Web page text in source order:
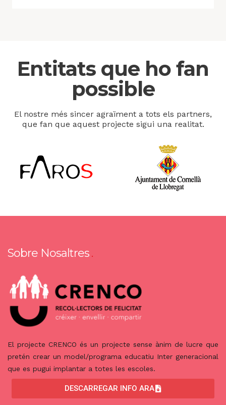
Entitats que ho fan
possible
El nostre més sincer agraïment a tots els partners,
que fan que aquest projecte sigui una realitat.
Sobre Nosaltres
El projecte CRENCO és un projecte sense ànim de lucre que
pretén crear un model/programa educatiu Inter generacional
que es pugui implantar a totes les escoles.
DESCARREGAR INFO ARA